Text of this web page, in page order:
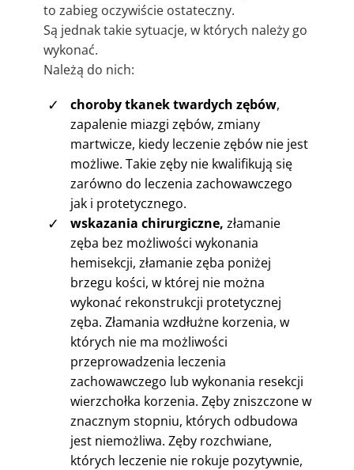
to zabieg oczywiście ostateczny.
Są jednak takie sytuacje, w których należy go
wykonać.
Należą do nich:
✓ choroby tkanek twardych zębów,
zapalenie miazgi zębów, zmiany
martwicze, kiedy leczenie zębów nie jest
możliwe. Takie zęby nie kwalifikują się
zarówno do leczenia zachowawczego
jak i protetycznego.
✓ wskazania chirurgiczne, złamanie
zęba bez możliwości wykonania
hemisekcji, złamanie zęba poniżej
brzegu kości, w której nie można
wykonać rekonstrukcji protetycznej
zęba. Złamania wzdłużne korzenia, w
których nie ma możliwości
przeprowadzenia leczenia
zachowawczego lub wykonania resekcji
wierzchołka korzenia. Zęby zniszczone w
znacznym stopniu, których odbudowa
jest niemożliwa. Zęby rozchwiane,
których leczenie nie rokuje pozytywnie,